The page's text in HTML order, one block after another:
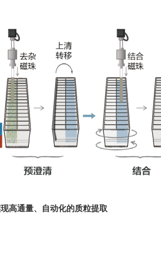
高通量、自动化的质粒提取